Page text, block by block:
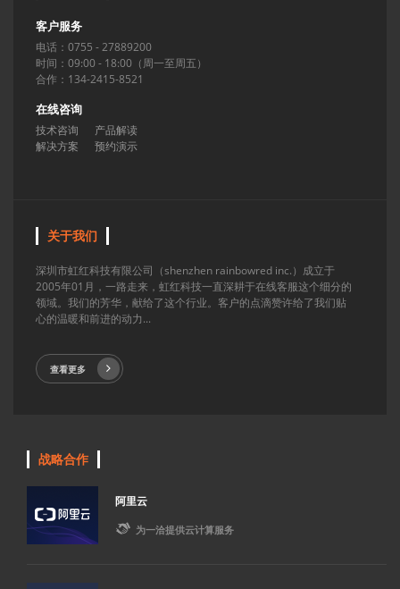
客户服务
电话：0755 - 27889200
时间：09:00 - 18:00（周一至周五）
合作：134-2415-8521
在线咨询
技术咨询
产品解读
解决方案
预约演示
关于我们
深圳市虹红科技有限公司（shenzhen rainbowred inc.）成立于
2005年01月，一路走来，虹红科技一直深耕于在线客服这个细分的
领域。我们的芳华，献给了这个行业。客户的点滴赞许给了我们贴
心的温暖和前进的动力...
查看更多
战略合作
阿里云
 为一洽提供云计算服务